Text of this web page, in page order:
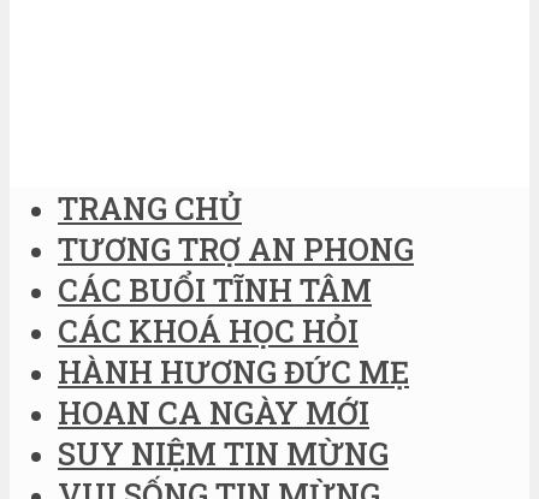
TRANG CHỦ
TƯƠNG TRỢ AN PHONG
CÁC BUỔI TĨNH TÂM
CÁC KHOÁ HỌC HỎI
HÀNH HƯƠNG ĐỨC MẸ
HOAN CA NGÀY MỚI
SUY NIỆM TIN MỪNG